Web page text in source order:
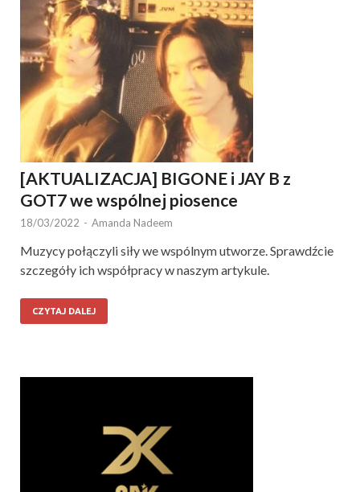
[AKTUALIZACJA] BIGONE i JAY B z
GOT7 we wspólnej piosence
18/03/2022 - Amanda Nadeem
Muzycy połączyli siły we wspólnym utworze. Sprawdźcie
szczegóły ich współpracy w naszym artykule.
CZYTAJ DALEJ